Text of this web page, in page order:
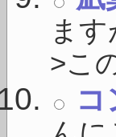
ま
>こ
コ